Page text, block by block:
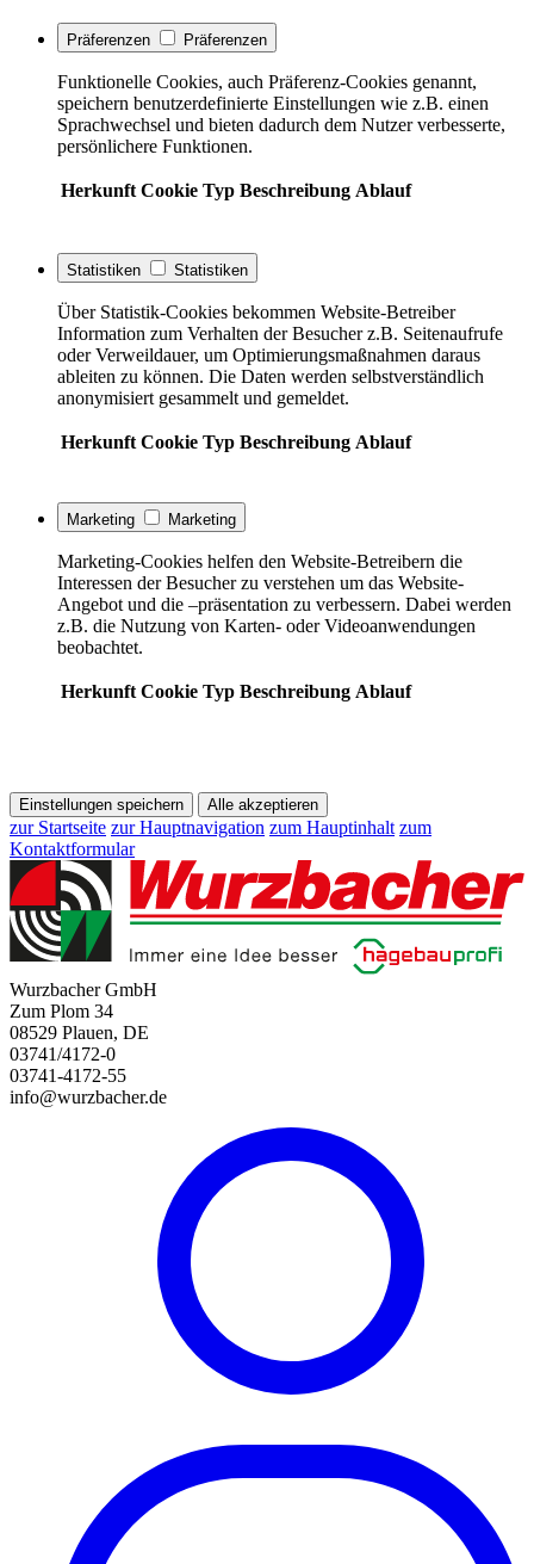
Präferenzen Präferenzen
Funktionelle Cookies, auch Präferenz-Cookies genannt,
speichern benutzerdefinierte Einstellungen wie z.B. einen
Sprachwechsel und bieten dadurch dem Nutzer verbesserte,
persönlichere Funktionen.
Herkunft Cookie Typ Beschreibung Ablauf
Statistiken Statistiken
Über Statistik-Cookies bekommen Website-Betreiber
Information zum Verhalten der Besucher z.B. Seitenaufrufe
oder Verweildauer, um Optimierungsmaßnahmen daraus
ableiten zu können. Die Daten werden selbstverständlich
anonymisiert gesammelt und gemeldet.
Herkunft Cookie Typ Beschreibung Ablauf
Marketing Marketing
Marketing-Cookies helfen den Website-Betreibern die
Interessen der Besucher zu verstehen um das Website-
Angebot und die –präsentation zu verbessern. Dabei werden
z.B. die Nutzung von Karten- oder Videoanwendungen
beobachtet.
Herkunft Cookie Typ Beschreibung Ablauf
Einstellungen speichern Alle akzeptieren
zur Startseite zur Hauptnavigation zum Hauptinhalt zum
Kontaktformular
Wurzbacher GmbH
Zum Plom 34
08529 Plauen, DE
03741/4172-0
03741-4172-55
info@wurzbacher.de